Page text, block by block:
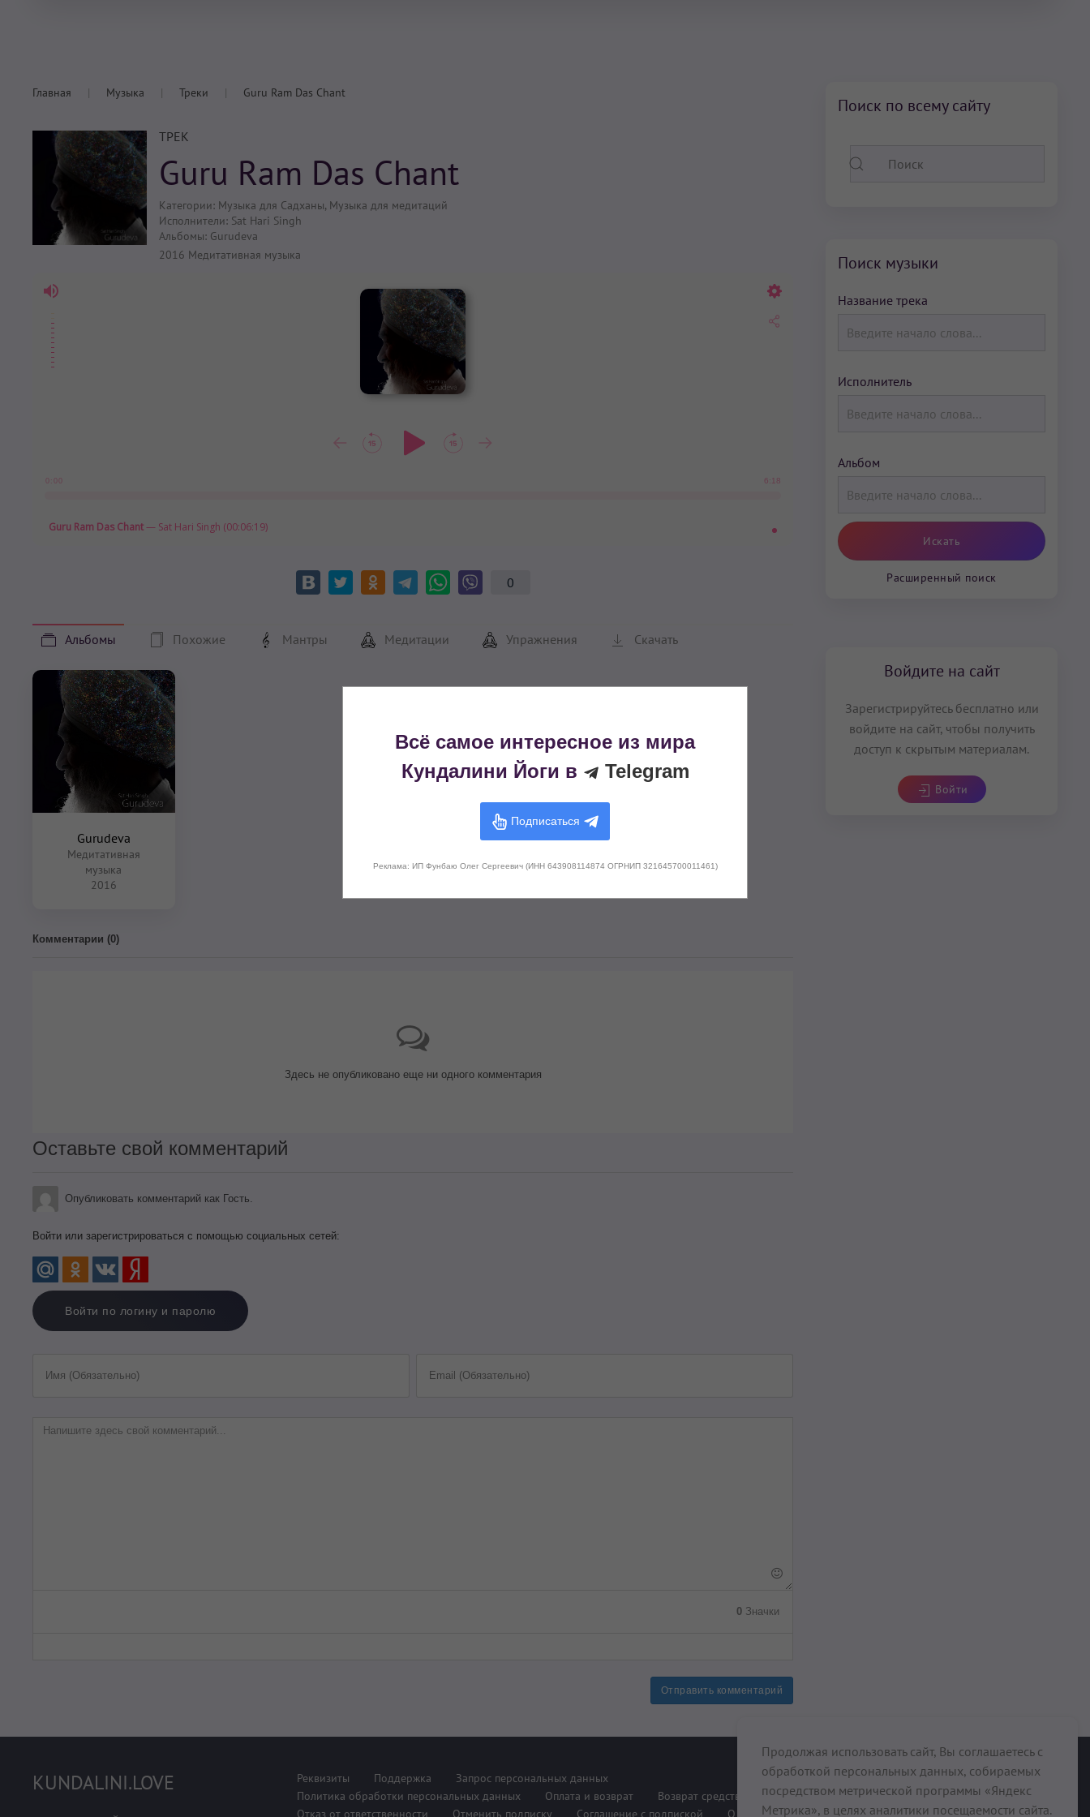
Главная Музыка Треки Guru Ram Das Chant
ТРЕК
Guru Ram Das Chant
Категории: Музыка для Садханы, Музыка для медитаций
Исполнители: Sat Hari Singh
Альбомы: Gurudeva
2016 Медитативная музыка
0:00 6:18
Guru Ram Das Chant— Sat Hari Singh (00:06:19)
0
Альбомы Похожие Мантры Медитации Упражнения Скачать
Gurudeva
Медитативная
музыка
2016
Комментарии (0)
Здесь не опубликовано еще ни одного комментария
Оставьте свой комментарий
Опубликовать комментарий как Гость.
Войти или зарегистрироваться с помощью социальных сетей:
Войти по логину и паролю
Имя (Обязательно) Email (Обязательно)
0 Значки
Отправить комментарий
Поиск по всему сайту
Поиск музыки
Название трека
Исполнитель
Альбом
Расширенный поиск
Войдите на сайт
Зарегистрируйтесь бесплатно или
войдите на сайт, чтобы получить
доступ к скрытым материалам.
Войти
KUNDALINI.LOVE Реквизиты Поддержка
Запрос персональных данных
Политика обработки персональных данных
Оплата и возврат
Возврат средств
При поддержке
Всё самое интересное из мира
Кундалини Йоги в
Telegram
Подписаться
Реклама: ИП Фунбаю Олег Сергеевич (ИНН 643908114874 ОГРНИП 321645700011461)
Продолжая использовать сайт, Вы соглашаетесь с
обработкой персональных данных, собираемых
посредством метрической программы «Яндекс
Метрика», в целях аналитики посещаемости сайта.